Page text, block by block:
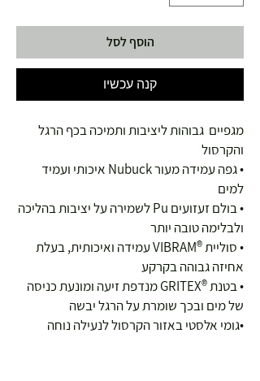
הוסף לסל
קנה עכשיו
מגפיים גבוהות ליציבות ותמיכה בכף הרגל
והקרסול
• גפה עמידה מעור Nubuck איכותי ועמיד
למים
• בולם זעזועים Pu לשמירה על יציבות בהליכה
ולבלימה טובה יותר
• סוליית ®VIBRAM עמידה ואיכותית, בעלת
אחיזה גבוהה בקרקע
• בטנת ®GRITEX מנדפת זיעה ומונעת כניסה
של מים ובכך שומרת על הרגל יבשה
•גומי אלסטי באזור הקרסול לנעילה נוחה